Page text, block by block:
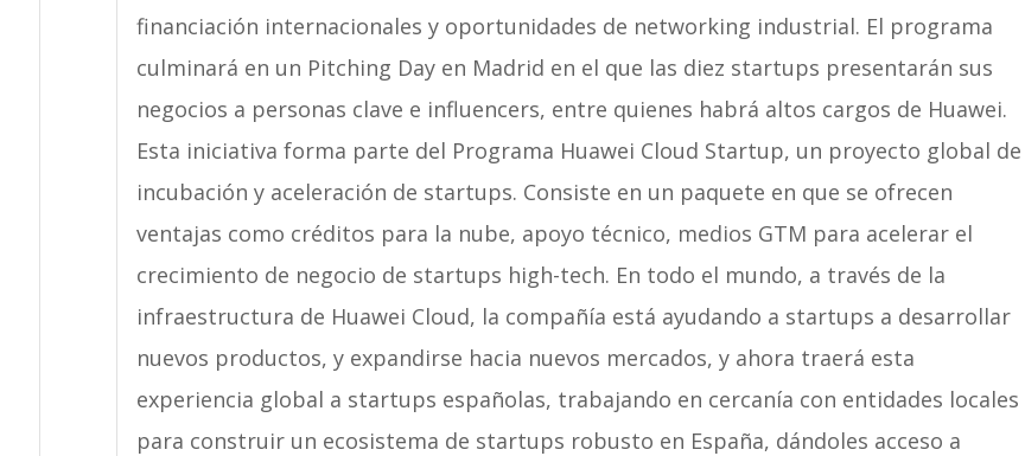
financiación internacionales y oportunidades de networking industrial. El programa
culminará en un Pitching Day en Madrid en el que las diez startups presentarán sus
negocios a personas clave e influencers, entre quienes habrá altos cargos de Huawei.
Esta iniciativa forma parte del Programa Huawei Cloud Startup, un proyecto global de
incubación y aceleración de startups. Consiste en un paquete en que se ofrecen
ventajas como créditos para la nube, apoyo técnico, medios GTM para acelerar el
crecimiento de negocio de startups high-tech. En todo el mundo, a través de la
infraestructura de Huawei Cloud, la compañía está ayudando a startups a desarrollar
nuevos productos, y expandirse hacia nuevos mercados, y ahora traerá esta
experiencia global a startups españolas, trabajando en cercanía con entidades locales
para construir un ecosistema de startups robusto en España, dándoles acceso a